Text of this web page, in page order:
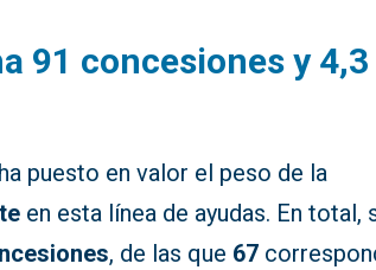
91 concesiones y 4,3
puesto en valor el peso de la
en esta línea de ayudas. En total,
, de las que 67